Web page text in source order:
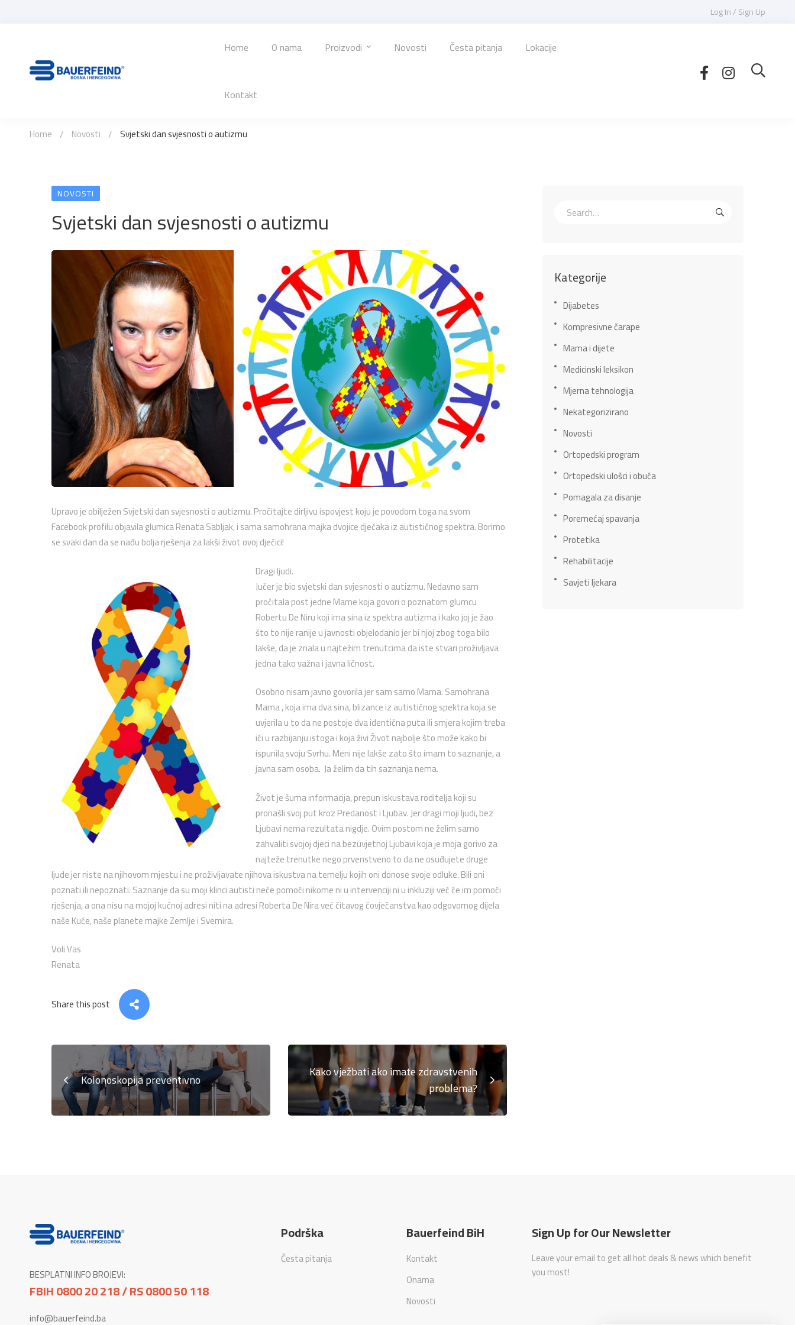
Log In / Sign Up
Home O nama Proizvodi Novosti Česta pitanja Lokacije
Kontakt
Home Novosti Svjetski dan svjesnosti o autizmu
NOVOSTI
Svjetski dan svjesnosti o autizmu
Upravo je obilježen Svjetski dan svjesnosti o autizmu. Pročitajte dirljivu ispovjest koju je povodom toga na svom
Facebook profilu objavila glumica Renata Sabljak, i sama samohrana majka dvojice dječaka iz autističnog spektra. Borimo
se svaki dan da se nađu bolja rješenja za lakši život ovoj dječici!
Dragi ljudi.
Jučer je bio svjetski dan svjesnosti o autizmu. Nedavno sam
pročitala post jedne Mame koja govori o poznatom glumcu
Robertu De Niru koji ima sina iz spektra autizma i kako joj je žao
što to nije ranije u javnosti objelodanio jer bi njoj zbog toga bilo
lakše, da je znala u najtežim trenutcima da iste stvari proživljava
jedna tako važna i javna ličnost.
Osobno nisam javno govorila jer sam samo Mama. Samohrana
Mama , koja ima dva sina, blizance iz autističnog spektra koja se
uvjerila u to da ne postoje dva identična puta ili smjera kojim treba
ići u razbijanju istoga i koja živi Život najbolje što može kako bi
ispunila svoju Svrhu. Meni nije lakše zato što imam to saznanje, a
javna sam osoba. Ja želim da tih saznanja nema.
Život je šuma informacija, prepun iskustava roditelja koji su
pronašli svoj put kroz Predanost i Ljubav. Jer dragi moji ljudi, bez
Ljubavi nema rezultata nigdje. Ovim postom ne želim samo
zahvaliti svojoj djeci na bezuvjetnoj Ljubavi koja je moja gorivo za
najteže trenutke nego prvenstveno to da ne osuđujete druge
ljude jer niste na njihovom mjestu i ne proživljavate njihova iskustva na temelju kojih oni donose svoje odluke. Bili oni
poznati ili nepoznati. Saznanje da su moji klinci autisti neće pomoći nikome ni u intervenciji ni u inkluziji već će im pomoći
rješenja, a ona nisu na mojoj kućnoj adresi niti na adresi Roberta De Nira već čitavog čovječanstva kao odgovornog dijela
naše Kuće, naše planete majke Zemlje i Svemira.
Voli Vas
Renata
Share this post
Kolonoskopija preventivno
Kako vježbati ako imate zdravstvenih
problema?
Kategorije
Dijabetes
Kompresivne čarape
Mama i dijete
Medicinski leksikon
Mjerna tehnologija
Nekategorizirano
Novosti
Ortopedski program
Ortopedski ulošci i obuća
Pomagala za disanje
Poremećaj spavanja
Protetika
Rehabilitacije
Savjeti ljekara
BESPLATNI INFO BROJEVI:
FBIH 0800 20 218 / RS 0800 50 118
info@bauerfeind.ba
Podrška
Česta pitanja
Bauerfeind BiH
Kontakt
Onama
Novosti
Sign Up for Our Newsletter
Leave your email to get all hot deals & news which benefit
you most!